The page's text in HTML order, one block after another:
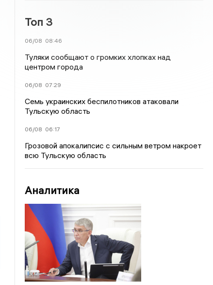
Топ 3
06/08 08:46
Туляки сообщают о громких хлопках над
центром города
06/08 07:29
Семь украинских беспилотников атаковали
Тульскую область
06/08 06:17
Грозовой апокалипсис с сильным ветром накроет
всю Тульскую область
Аналитика